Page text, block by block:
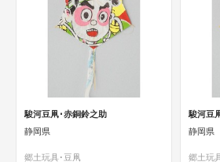
駿河豆凧･赤銅鈴之助
静岡県
郷土玩具･豆凧
駿河豆
静岡県
郷土玩